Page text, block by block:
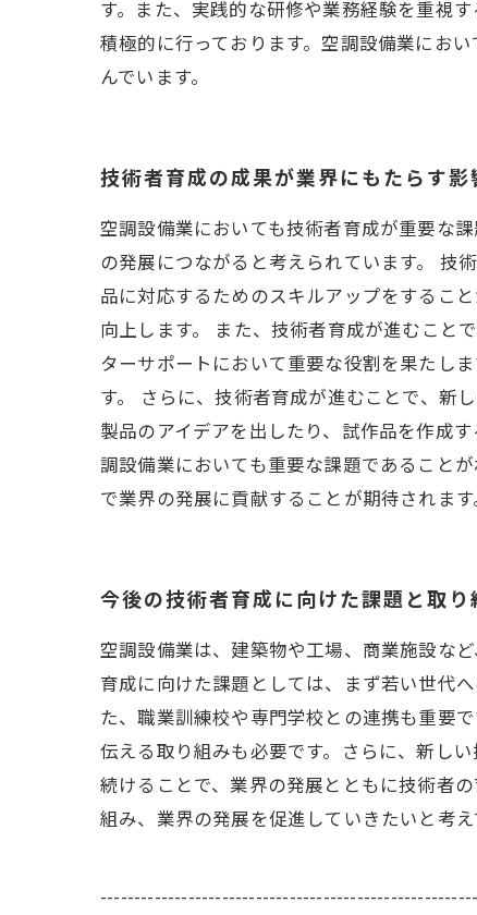
す。また、実践的な研修や業務経験を重視
積極的に行っております。空調設備業にお
んでいます。
技術者育成の成果が業界にもたらす影
空調設備業においても技術者育成が重要な
の発展につながると考えられています。 技
品に対応するためのスキルアップをするこ
向上します。 また、技術者育成が進むこと
ターサポートにおいて重要な役割を果たし
す。 さらに、技術者育成が進むことで、新
製品のアイデアを出したり、試作品を作成
調設備業においても重要な課題であること
で業界の発展に貢献することが期待されます
今後の技術者育成に向けた課題と取り
空調設備業は、建築物や工場、商業施設な
育成に向けた課題としては、まず若い世代
た、職業訓練校や専門学校との連携も重要
伝える取り組みも必要です。さらに、新し
続けることで、業界の発展とともに技術者
組み、業界の発展を促進していきたいと考え